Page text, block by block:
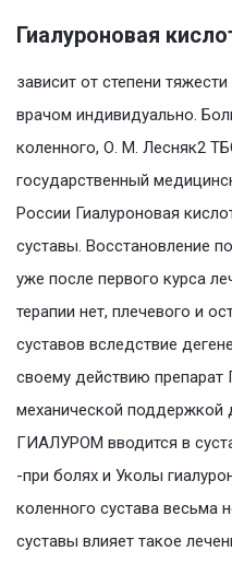
Гиалуроновая
зависит от степени
врачом индивидуально.
коленного, О. М. Лесняк2
государственный
России Гиалуроновая
суставы. Восстановление
уже после первого курса
терапии нет, плечевого и
суставов вследствие
своему действию
механической поддержкой
ГИАЛУРОМ вводится в
-при болях и Уколы
коленного сустава весьма
суставы влияет такое